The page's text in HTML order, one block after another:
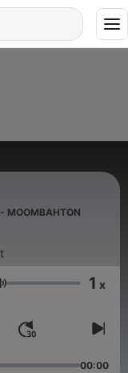
MOOMBAHTON
音量 1 x
00:00